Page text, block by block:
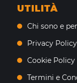
UTILITÀ
Chi sono e
Privacy Policy
Cookie Policy
Termini e